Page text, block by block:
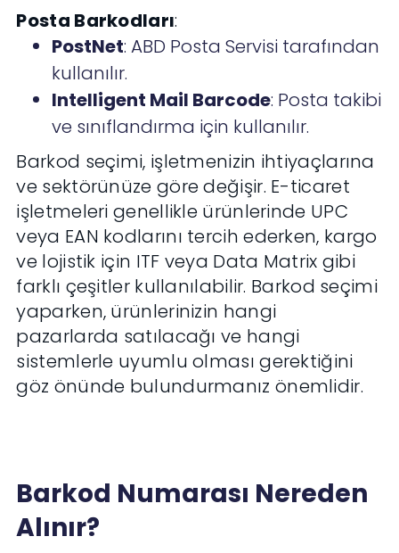
Posta Barkodları:
PostNet: ABD Posta Servisi tarafından
kullanılır.
Intelligent Mail Barcode: Posta takibi
ve sınıflandırma için kullanılır.
Barkod seçimi, işletmenizin ihtiyaçlarına
ve sektörünüze göre değişir. E-ticaret
işletmeleri genellikle ürünlerinde UPC
veya EAN kodlarını tercih ederken, kargo
ve lojistik için ITF veya Data Matrix gibi
farklı çeşitler kullanılabilir. Barkod seçimi
yaparken, ürünlerinizin hangi
pazarlarda satılacağı ve hangi
sistemlerle uyumlu olması gerektiğini
göz önünde bulundurmanız önemlidir.
Barkod Numarası Nereden
Alınır?